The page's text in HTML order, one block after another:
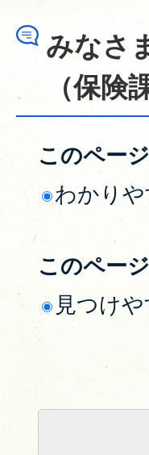
みなさ
（保険
このペー
わかり
このペー
見つけ